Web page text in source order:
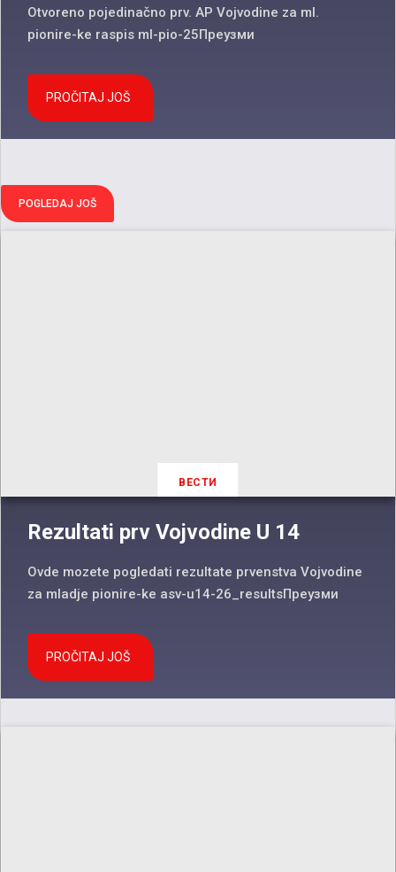
Otvoreno pojedinačno prv. AP Vojvodine za ml.
pionire-ke raspis ml-pio-25Преузми
PROČITAJ JOŠ
POGLEDAJ JOŠ
ВЕСТИ
Rezultati prv Vojvodine U 14
Ovde mozete pogledati rezultate prvenstva Vojvodine
za mladje pionire-ke asv-u14-26_resultsПреузми
PROČITAJ JOŠ